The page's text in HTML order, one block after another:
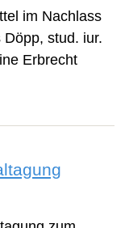
im Nachlass
stud. iur.
Erbrecht